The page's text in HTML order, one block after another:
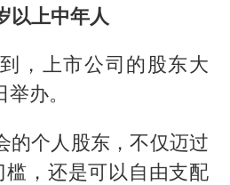
以上中年人
，上市公司的股东大
办。
的个人股东，不仅迈过
槛，还是可以自由支配